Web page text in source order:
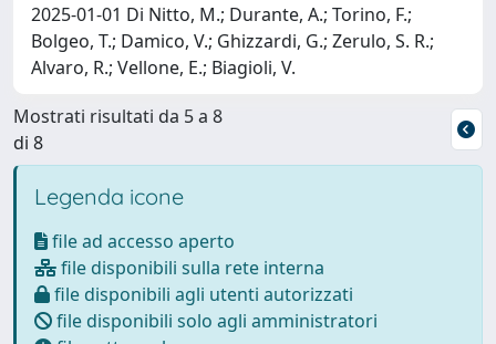
2025-01-01 Di Nitto, M.; Durante, A.; Torino, F.;
Bolgeo, T.; Damico, V.; Ghizzardi, G.; Zerulo, S. R.;
Alvaro, R.; Vellone, E.; Biagioli, V.
Mostrati risultati da 5 a 8
di 8
Legenda icone
file ad accesso aperto
file disponibili sulla rete interna
file disponibili agli utenti autorizzati
file disponibili solo agli amministratori